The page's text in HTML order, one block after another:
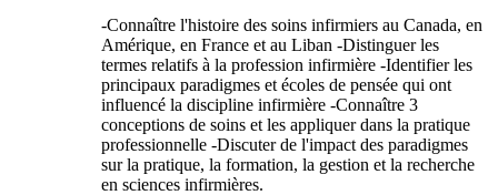
-Connaître l'histoire des soins infirmiers au Canada, en
Amérique, en France et au Liban -Distinguer les
termes relatifs à la profession infirmière -Identifier les
principaux paradigmes et écoles de pensée qui ont
influencé la discipline infirmière -Connaître 3
conceptions de soins et les appliquer dans la pratique
professionnelle -Discuter de l'impact des paradigmes
sur la pratique, la formation, la gestion et la recherche
en sciences infirmières.